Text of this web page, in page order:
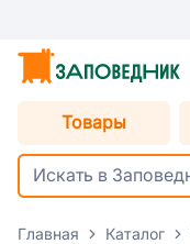
Товары
Главная Каталог